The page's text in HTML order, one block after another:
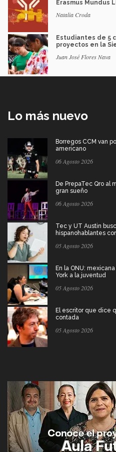
Erasmus Mundus
Natalia Croda
Estudiantes de 5
proyectos en la
Juan José Flores Nava
Lo más nuevo
Borregos CCM van
americano
06 Agosto 2026
De PrepaTec Qro al
gran sueño
06 Agosto 2026
Tec y UT Austin
hispanohablantes
05 Agosto 2026
En la ONU:
York a la juventud
05 Agosto 2026
El escritor que dice
contada
05 Agosto 2026